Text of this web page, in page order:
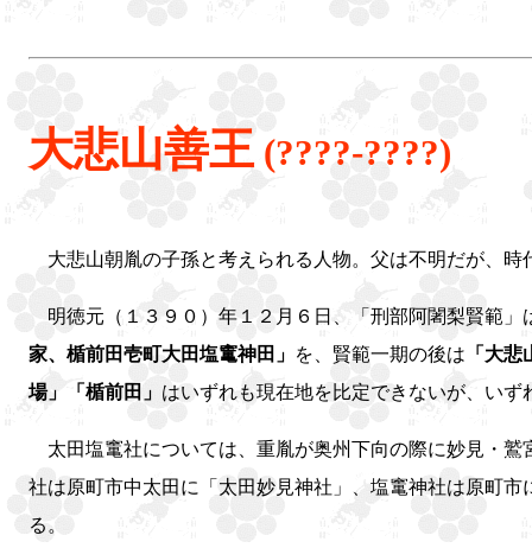
大悲山善王 (????-????)
大悲山朝胤の子孫と考えられる人物。父は不明だが、時
明徳元（１３９０）年１２月６日、「刑部阿闍梨賢範」
家、楯前田壱町大田塩竃神田」 を、賢範一期の後は 「大
場」「楯前田」 はいずれも現在地を比定できないが、いず
太田塩竃社については、重胤が奥州下向の際に妙見・
社は原町市中太田に「太田妙見神社」、塩竃神社は原町
る。